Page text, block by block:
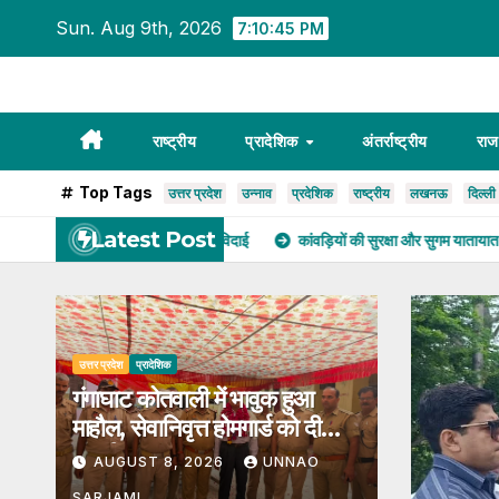
Sun. Aug 9th, 2026 7:10:47 PM
राष्ट्रीय प्रादेशिक अंतर्राष्ट्रीय
Top Tags उत्तर प्रदेश उन्नाव प्रदेशिक राष्ट्रीय लखनऊ दिल्ली
Latest Post
होमगार्ड को दी विदाई कांवड़ियों की सुरक्षा और सुगम यातायात पर जोर, उन्नाव
उत्तर प्रदेश प्रादेशिक
गंगाघाट कोतवाली में भावुक हुआ
माहौल, सेवानिवृत्त होमगार्ड को दी
विदाईAUGUST 8, 2026 UNNAO